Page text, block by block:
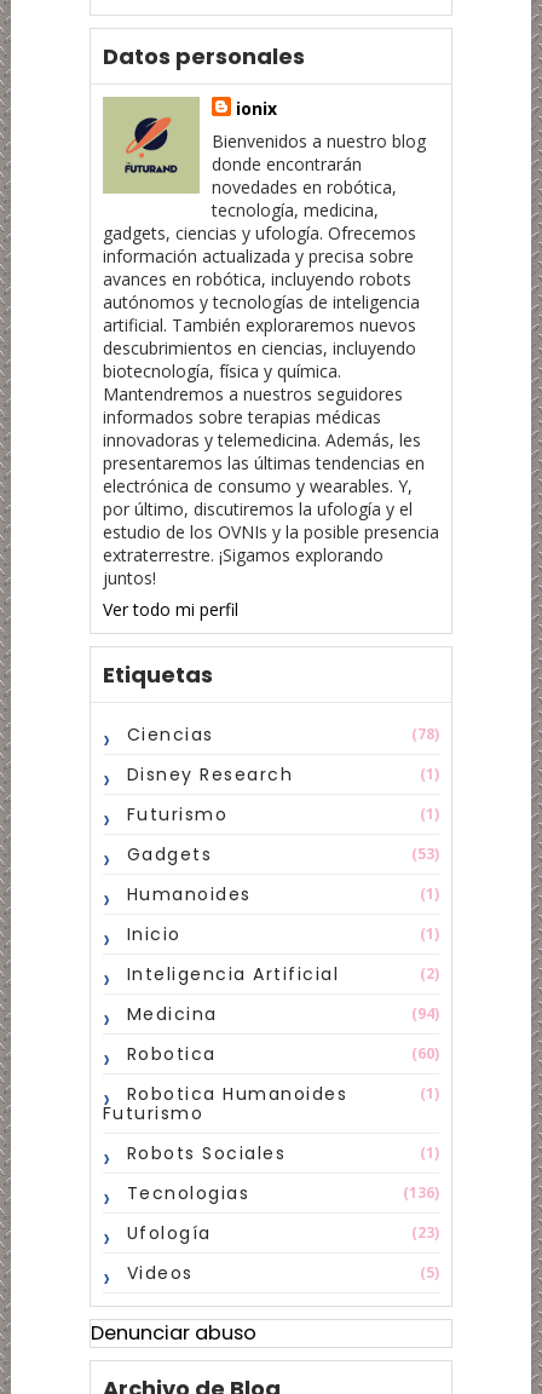
Datos personales
ionix
Bienvenidos a nuestro blog
donde encontrarán
novedades en robótica,
tecnología, medicina,
gadgets, ciencias y ufología. Ofrecemos
información actualizada y precisa sobre
avances en robótica, incluyendo robots
autónomos y tecnologías de inteligencia
artificial. También exploraremos nuevos
descubrimientos en ciencias, incluyendo
biotecnología, física y química.
Mantendremos a nuestros seguidores
informados sobre terapias médicas
innovadoras y telemedicina. Además, les
presentaremos las últimas tendencias en
electrónica de consumo y wearables. Y,
por último, discutiremos la ufología y el
estudio de los OVNIs y la posible presencia
extraterrestre. ¡Sigamos explorando
juntos!
Ver todo mi perfil
Etiquetas
Ciencias (78)
Disney Research (1)
Futurismo (1)
Gadgets (53)
Humanoides (1)
Inicio (1)
Inteligencia Artificial (2)
Medicina (94)
Robotica (60)
Robotica Humanoides
Futurismo
(1)
Robots Sociales (1)
Tecnologias (136)
Ufología (23)
Videos (5)
Denunciar abuso